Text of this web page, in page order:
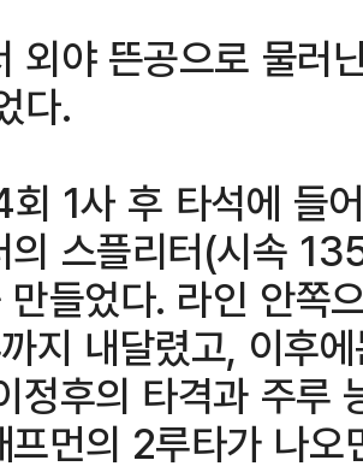
외야 뜬공으로 물러
다.
1사 후 타석에 들
의 스플리터(시속
들었다. 라인 안쪽
지 내달렸고, 이후
정후의 타격과 주루
프먼의 2루타가 나오